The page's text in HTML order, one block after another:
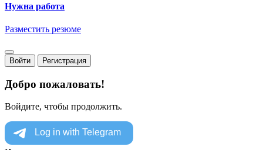
Нужна работа
Разместить резюме
Войти Регистрация
Добро пожаловать!
Войдите, чтобы продолжить.